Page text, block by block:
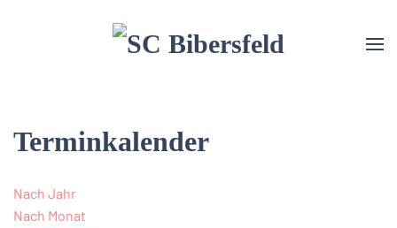
Terminkalender
Nach Jahr
Nach Monat